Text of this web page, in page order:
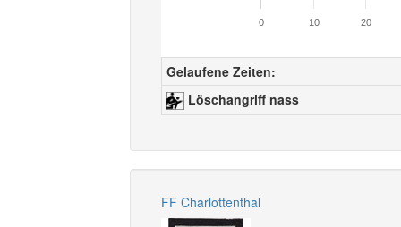
0 10 20
Gelaufene Zeiten:
Löschangriff nass
FF Charlottenthal